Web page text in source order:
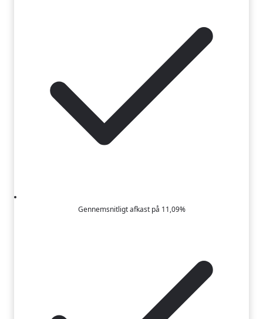
Gennemsnitligt afkast på 11,09%